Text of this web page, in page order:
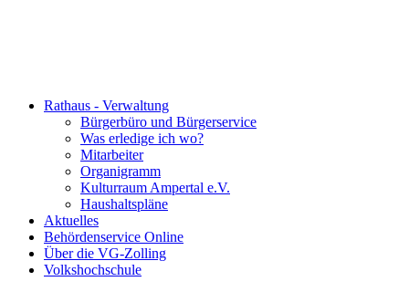
Rathaus - Verwaltung
Bürgerbüro und Bürgerservice
Was erledige ich wo?
Mitarbeiter
Organigramm
Kulturraum Ampertal e.V.
Haushaltspläne
Aktuelles
Behördenservice Online
Über die VG-Zolling
Volkshochschule